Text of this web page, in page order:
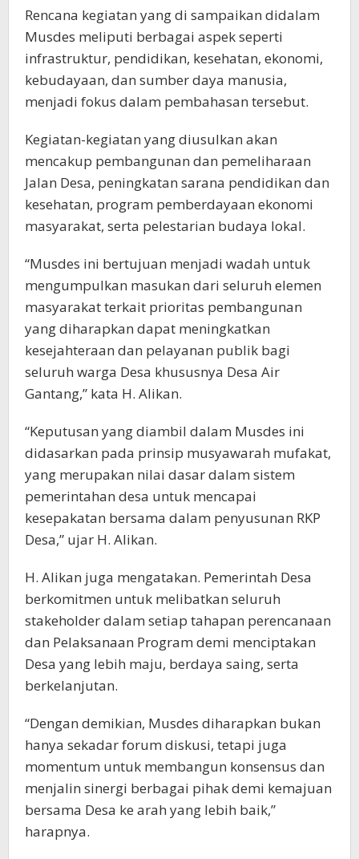
Rencana kegiatan yang di sampaikan didalam
Musdes meliputi berbagai aspek seperti
infrastruktur, pendidikan, kesehatan, ekonomi,
kebudayaan, dan sumber daya manusia,
menjadi fokus dalam pembahasan tersebut.
Kegiatan-kegiatan yang diusulkan akan
mencakup pembangunan dan pemeliharaan
Jalan Desa, peningkatan sarana pendidikan dan
kesehatan, program pemberdayaan ekonomi
masyarakat, serta pelestarian budaya lokal.
“Musdes ini bertujuan menjadi wadah untuk
mengumpulkan masukan dari seluruh elemen
masyarakat terkait prioritas pembangunan
yang diharapkan dapat meningkatkan
kesejahteraan dan pelayanan publik bagi
seluruh warga Desa khususnya Desa Air
Gantang,” kata H. Alikan.
“Keputusan yang diambil dalam Musdes ini
didasarkan pada prinsip musyawarah mufakat,
yang merupakan nilai dasar dalam sistem
pemerintahan desa untuk mencapai
kesepakatan bersama dalam penyusunan RKP
Desa,” ujar H. Alikan.
H. Alikan juga mengatakan. Pemerintah Desa
berkomitmen untuk melibatkan seluruh
stakeholder dalam setiap tahapan perencanaan
dan Pelaksanaan Program demi menciptakan
Desa yang lebih maju, berdaya saing, serta
berkelanjutan.
“Dengan demikian, Musdes diharapkan bukan
hanya sekadar forum diskusi, tetapi juga
momentum untuk membangun konsensus dan
menjalin sinergi berbagai pihak demi kemajuan
bersama Desa ke arah yang lebih baik,”
harapnya.